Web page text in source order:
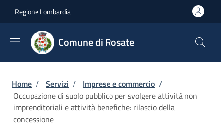
Regione Lombardia
Comune di Rosate
Briciole di pane
Home / Servizi / Imprese e commercio /
Occupazione di suolo pubblico per svolgere attività non
imprenditoriali e attività benefiche: rilascio della
concessione